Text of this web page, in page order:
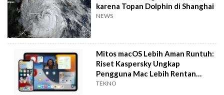
karena Topan Dolphin di Shanghai
NEWS
Mitos macOS Lebih Aman Runtuh:
Riset Kaspersky Ungkap
Pengguna Mac Lebih Rentan
Terkena Malware
TEKNO